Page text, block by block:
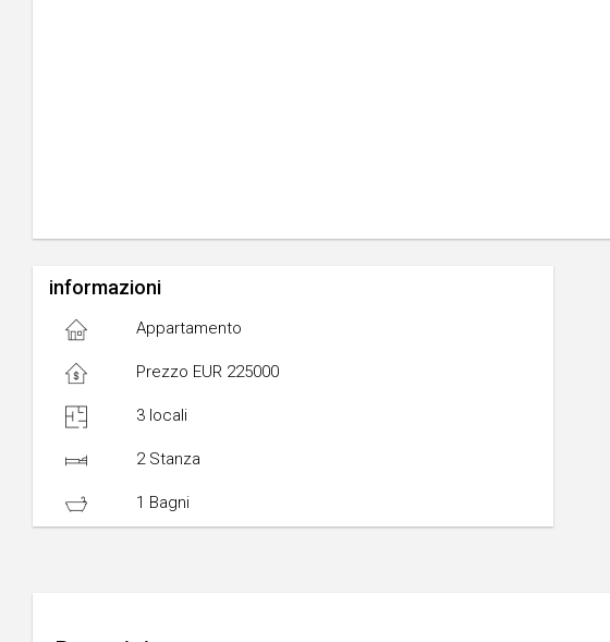
informazioni
Appartamento
Prezzo EUR 225000
3 locali
2 Stanza
1 Bagni